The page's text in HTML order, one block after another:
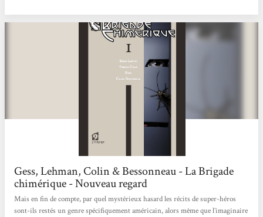
Gess, Lehman, Colin & Bessonneau - La Brigade
chimérique - Nouveau regard
Mais en fin de compte, par quel mystérieux hasard les récits de super-héros
sont-ils restés un genre spécifiquement américain, alors même que l’imaginaire